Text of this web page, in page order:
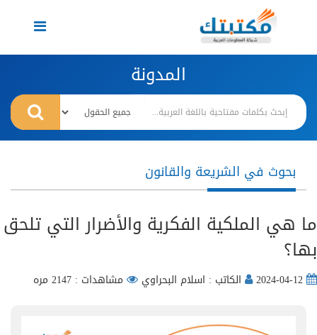
Toggle
navigation
المدونة
بحوث في الشريعة والقانون
ما هي الملكية الفكرية والأضرار التي تلحق
بها؟
الكاتب : اسلام البحراوي مشاهدات : 2147 مره